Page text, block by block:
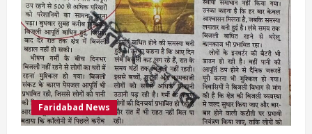
Faridabad News